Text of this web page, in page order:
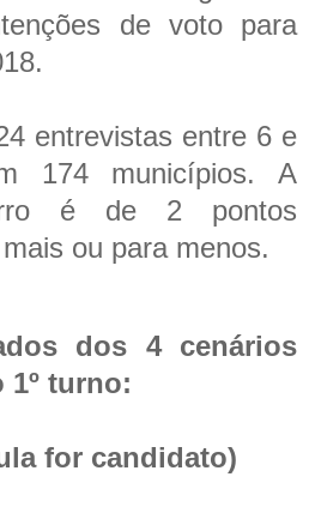
de voto para
entrevistas entre 6 e
174 municípios. A
é de 2 pontos
ou para menos.
dos 4 cenários
1º turno:
for candidato)